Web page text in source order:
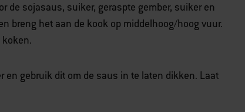
de sojasaus, suiker, geraspte gember, suiker en
breng het aan de kook op middelhoog/hoog vuur.
en gebruik dit om de saus in te laten dikken. Laat